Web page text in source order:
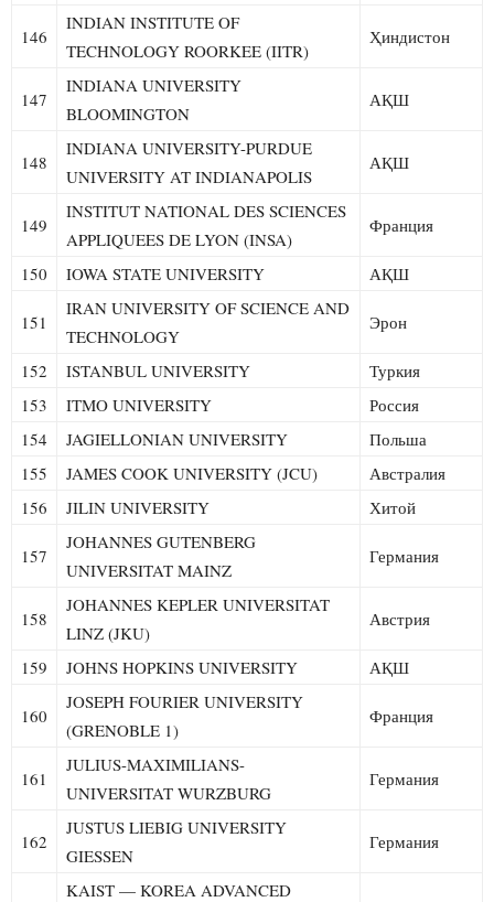
146
INDIAN INSTITUTE OF
TECHNOLOGY ROORKEE (IITR)
Ҳиндистон
147
INDIANA UNIVERSITY
BLOOMINGTON
АҚШ
148
INDIANA UNIVERSITY-PURDUE
UNIVERSITY AT INDIANAPOLIS
АҚШ
149
INSTITUT NATIONAL DES SCIENCES
APPLIQUEES DE LYON (INSA)
Франция
150 IOWA STATE UNIVERSITY АҚШ
151
IRAN UNIVERSITY OF SCIENCE AND
TECHNOLOGY
Эрон
152 ISTANBUL UNIVERSITY
Туркия
153
ITMO UNIVERSITY
Россия
154
JAGIELLONIAN UNIVERSITY
Польша
155
JAMES COOK UNIVERSITY (JCU)
Австралия
156
JILIN UNIVERSITY Хитой
157
JOHANNES GUTENBERG
UNIVERSITAT MAINZ
Германия
158
JOHANNES KEPLER UNIVERSITAT
LINZ (JKU)
Австрия
159 JOHNS HOPKINS UNIVERSITY АҚШ
160
JOSEPH FOURIER UNIVERSITY
(GRENOBLE 1)
Франция
161
JULIUS-MAXIMILIANS-
UNIVERSITAT WURZBURG
Германия
162
JUSTUS LIEBIG UNIVERSITY
GIESSEN
Германия
KAIST — KOREA ADVANCED